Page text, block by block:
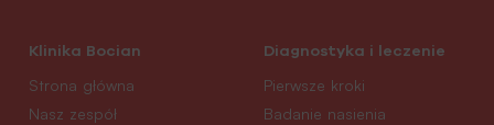
Klinika Bocian
Strona główna
Nasz zespół
Diagnostyka i leczenie
Pierwsze kroki
Badanie nasienia